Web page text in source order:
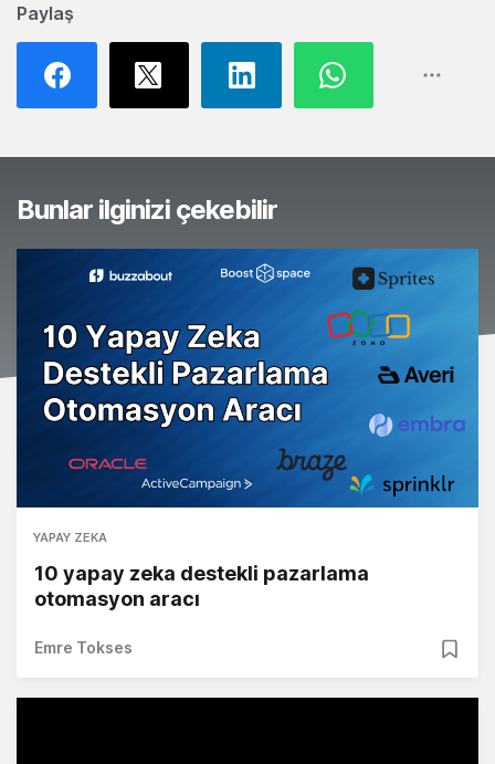
Paylaş
Bunlar ilginizi çekebilir
YAPAY ZEKA
10 yapay zeka destekli pazarlama
otomasyon aracı
Emre Tokses